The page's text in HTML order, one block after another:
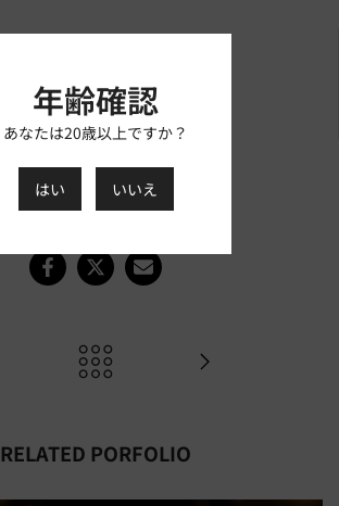
カテゴリ：
AUTHOR：
ましもスタッフ
商品紹介/レビュー
RELATED PORFOLIO
年齢確認
あなたは20歳以上ですか？
はい いいえ